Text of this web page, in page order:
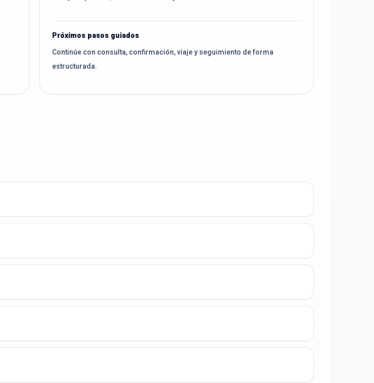
Próximos pasos guiados
Continúe con consulta, confirmación, viaje y seguimiento de forma
estructurada.